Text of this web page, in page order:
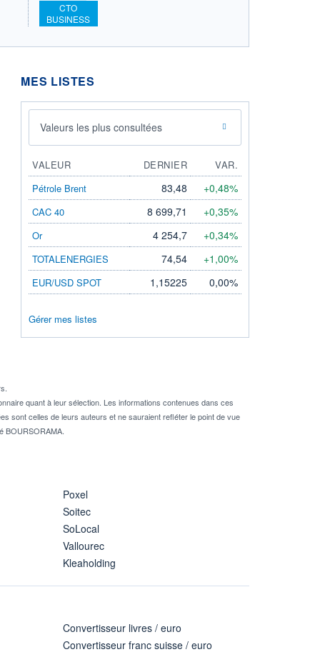
CTO
BUSINESS
MES LISTES
Valeurs les plus consultées
VALEUR DERNIER
VAR.
Pétrole Brent
83,48 +0,48%
CAC 40 8 699,71 +0,35%
Or 4 254,7 +0,34%
TOTALENERGIES 74,54 +1,00%
EUR/USD SPOT 1,15225 0,00%
Gérer mes listes
quant à leur sélection. Les informations contenues dans ces
sont celles de leurs auteurs et ne sauraient refléter le point de vue
BOURSORAMA.
Poxel
Soitec
SoLocal
Vallourec
Kleaholding
Convertisseur livres / euro
Convertisseur franc suisse / euro